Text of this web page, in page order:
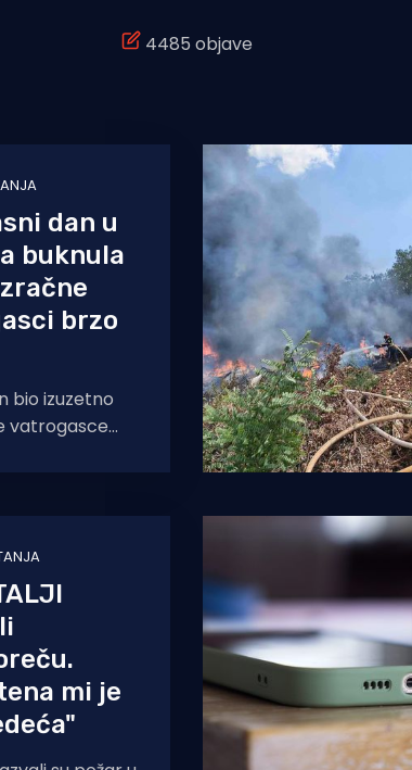
4485 objave
dan u
buknula
brzo
bio izuzetno
vatrogasce
mi je